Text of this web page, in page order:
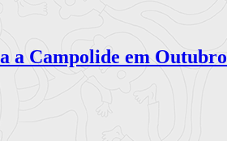
a Campolide em Outubro